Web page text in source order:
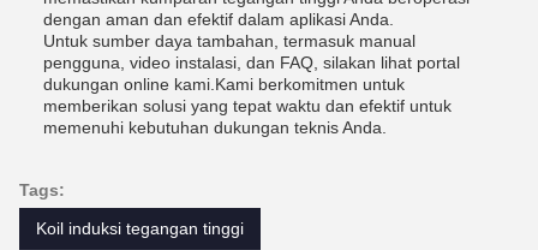
dengan aman dan efektif dalam aplikasi Anda.
Untuk sumber daya tambahan, termasuk manual
pengguna, video instalasi, dan FAQ, silakan lihat portal
dukungan online kami.Kami berkomitmen untuk
memberikan solusi yang tepat waktu dan efektif untuk
memenuhi kebutuhan dukungan teknis Anda.
Tags:
Koil induksi tegangan tinggi